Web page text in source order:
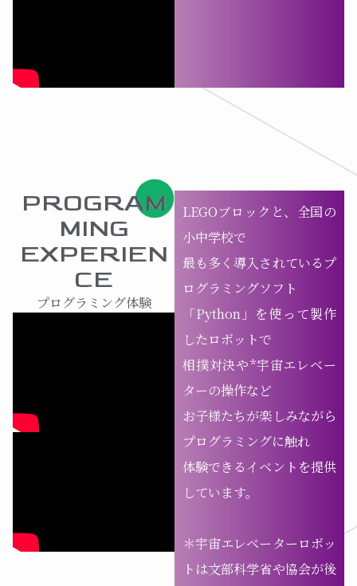
LEGOブロックと、全国の
小中学校で
最も多く導入されているプ
ログラミングソフト
「Python」を使って製作
したロボットで
相撲対決や*宇宙エレベー
ターの操作など
お子様たちが楽しみながら
プログラミングに触れ
体験できるイベントを提供
しています。
＊宇宙エレベーターロボッ
トは文部科学省や協会が後
PROGRAM
MING
EXPERIEN
CE
プログラミング体験